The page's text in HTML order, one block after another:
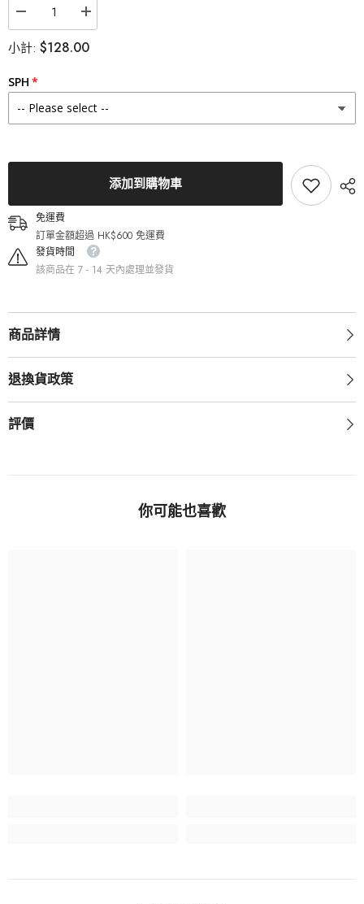
Lenstown
芝
瞳
Romantea
片）
的
數
量
增
Lenstown
瞳
Romantea
片）
數
量
小計: $128.00
SPH
添加到購物車
免運費
訂單金額超過 HK$600 免運費
發貨時間
該商品在 7 - 14 天內處理並發貨
商品詳情
退換貨政策
評價
你可能也喜歡